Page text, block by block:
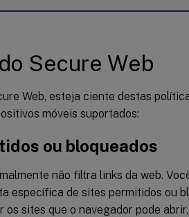
Secure Web
Web, esteja ciente destas
móveis suportados:
ou bloqueados
não filtra links da web.
específica de sites permitidos ou
os sites que o navegador pode